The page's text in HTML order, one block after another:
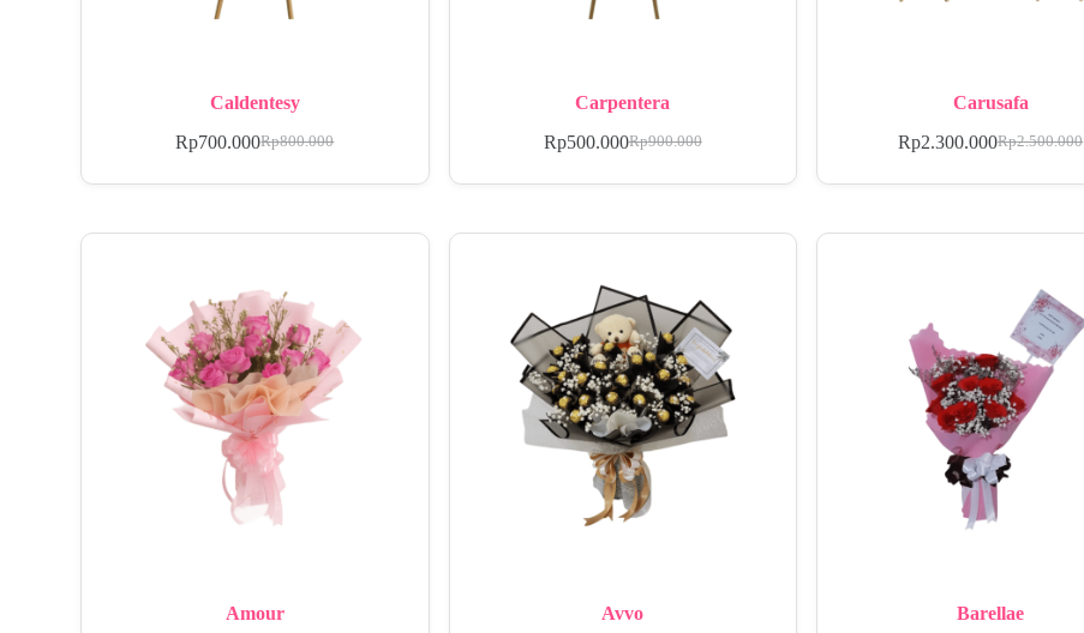
Caldentesy
Rp800.000
Rp700.000
Carpentera
Rp900.000
Rp500.000
Carusafa
Rp2.500.000
Rp2.300.000
Amour Avvo Barellae